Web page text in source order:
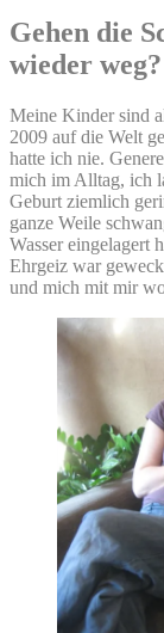
Gehen die
wieder
Meine Kinder sind
2009 auf die Welt
hatte ich nie.
mich im Alltag, ich
Geburt ziemlich
ganze Weile
Wasser eingelagert
Ehrgeiz war
und mich mit mir